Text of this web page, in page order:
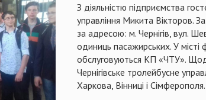
З діяльністю підприємства
управління Микита Вікторов.
за адресою: м. Чернігів, вул.
одиниць пасажирських. У
обслуговуються КП «ЧТУ».
Чернігівське тролейбусне
Харкова, Вінниці і Сімферополя.